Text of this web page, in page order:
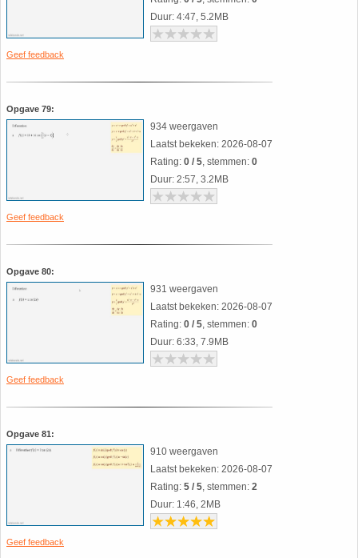
Geef feedback
Duur: 4:47, 5.2MB
Opgave 79:
Geef feedback
934 weergaven
Laatst bekeken: 2026-08-07
Rating: 0 / 5, stemmen: 0
Duur: 2:57, 3.2MB
Opgave 80:
Geef feedback
931 weergaven
Laatst bekeken: 2026-08-07
Rating: 0 / 5, stemmen: 0
Duur: 6:33, 7.9MB
Opgave 81:
Geef feedback
910 weergaven
Laatst bekeken: 2026-08-07
Rating: 5 / 5, stemmen: 2
Duur: 1:46, 2MB
36. Tangens van een hoek
38. Vergelijkingen (geschiedenis)
40. Worteltrekken